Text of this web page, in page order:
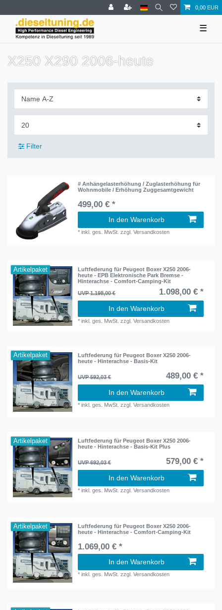
0,00 EUR
☰
X250 X290 2006-heute
Filter
# Anhängelasterhöhung / Zuglasterhöhung für
Wohnmobile / Erhöhung Zuggesamtgewicht
499,00 € *
In den Warenkorb
*inkl. ges. MwSt. zzgl.Versandkosten
Artikelpaket
Luftfederung für Peugeot Boxer X250 2006-
heute - EPB Elektronische Park Bremse -
Hinterachse - Comfort-Camping-Kit
UVP 1.198,00 €
1.098,00 € *
In den Warenkorb
*inkl. ges. MwSt. zzgl.Versandkosten
Artikelpaket
Luftfederung für Peugeot Boxer X250 2006-
heute - Hinterachse - Basis-Kit
UVP 592,03 € 489,00 € *
In den Warenkorb
*inkl. ges. MwSt. zzgl.Versandkosten
Artikelpaket
Luftfederung für Peugeot Boxer X250 2006-
heute - Hinterachse - Basis-Kit Plus
UVP 692,03 € 579,00 € *
In den Warenkorb
*inkl. ges. MwSt. zzgl.Versandkosten
Artikelpaket
Luftfederung für Peugeot Boxer X250 2006-
heute - Hinterachse - Comfort-Camping-Kit
1.069,00 € *
In den Warenkorb
*inkl. ges. MwSt. zzgl.Versandkosten